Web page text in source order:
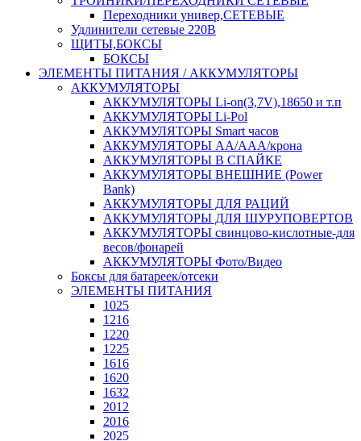
Переходники универ,СЕТЕВЫЕ
Удлинители сетевые 220В
ЩИТЫ,БОКСЫ
БОКСЫ
ЭЛЕМЕНТЫ ПИТАНИЯ / АККУМУЛЯТОРЫ
АККУМУЛЯТОРЫ
АККУМУЛЯТОРЫ Li-on(3,7V),18650 и т.п
АККУМУЛЯТОРЫ Li-Pol
АККУМУЛЯТОРЫ Smart часов
АККУМУЛЯТОРЫ АА/ААА/крона
АККУМУЛЯТОРЫ В СПАЙКЕ
АККУМУЛЯТОРЫ ВНЕШНИЕ (Power
Bank)
АККУМУЛЯТОРЫ ДЛЯ РАЦИЙ
АККУМУЛЯТОРЫ ДЛЯ ШУРУПОВЕРТОВ
АККУМУЛЯТОРЫ свинцово-кислотные-для
весов/фонарей
АККУМУЛЯТОРЫ Фото/Видео
Боксы для батареек/отсеки
ЭЛЕМЕНТЫ ПИТАНИЯ
1025
1216
1220
1225
1616
1620
1632
2012
2016
2025